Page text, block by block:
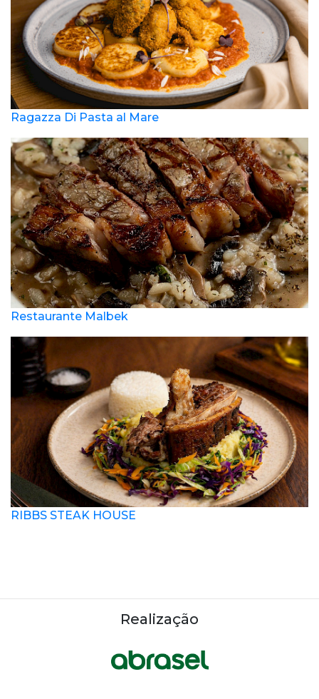
Ragazza Di Pasta al Mare
Restaurante Malbek
RIBBS STEAK HOUSE
Realização